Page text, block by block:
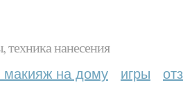
техника нанесения
макияж на дому игры